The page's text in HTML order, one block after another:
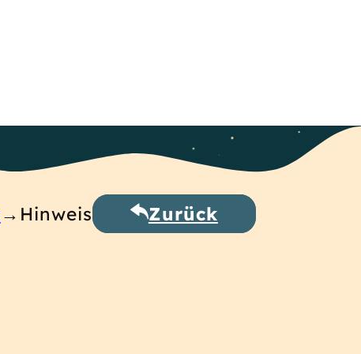
Hinweis Zurück